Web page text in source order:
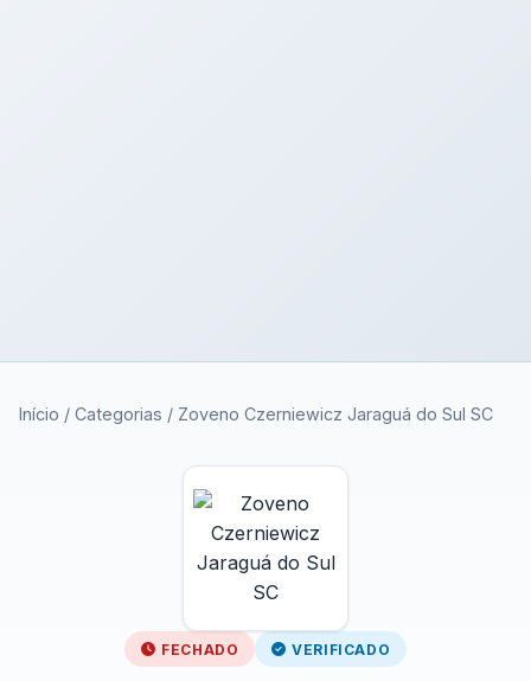
Início / Categorias / Zoveno Czerniewicz Jaraguá do Sul SC
FECHADO VERIFICADO